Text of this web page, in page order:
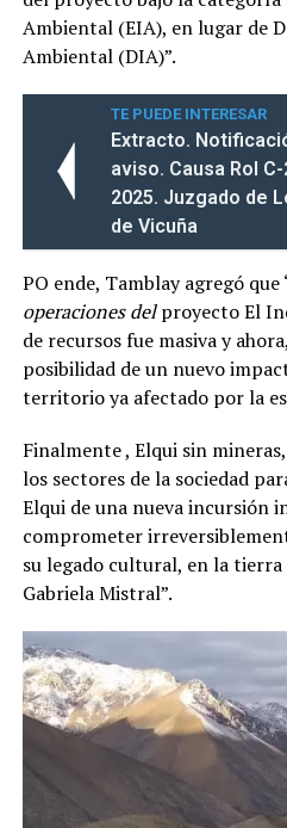
Ambiental (EIA), en lugar de
Ambiental (DIA)”.
TE PUEDE INTERESAR
Extracto.
aviso. Causa Rol
2025. Juzgado de
de Vicuña
PO ende, Tamblay agregó que
operaciones delproyecto El
de recursos fue masiva y
posibilidad de un nuevo
territorio ya afectado por la
Finalmente , Elqui sin
los sectores de la sociedad
Elqui de una nueva incursión
comprometer
su legado cultural, en la
Gabriela Mistral”.